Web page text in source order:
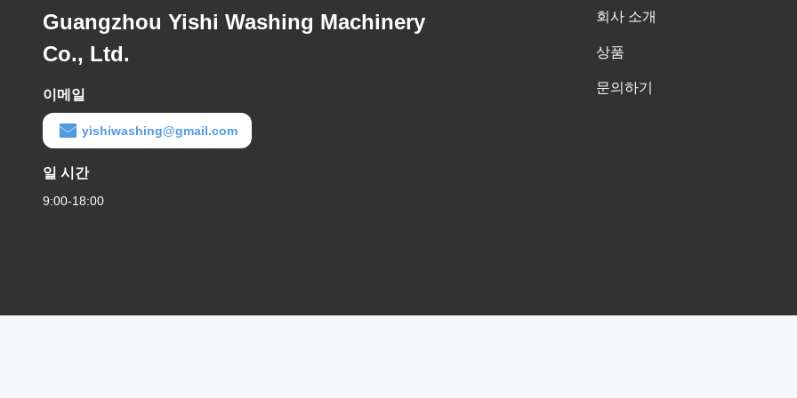
Guangzhou Yishi Washing Machinery
Co., Ltd.
이메일
yishiwashing@gmail.com
일 시간
9:00-18:00
회사 소개
상품
문의하기